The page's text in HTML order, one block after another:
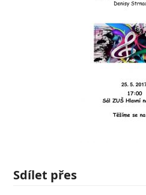
Sdílet přes